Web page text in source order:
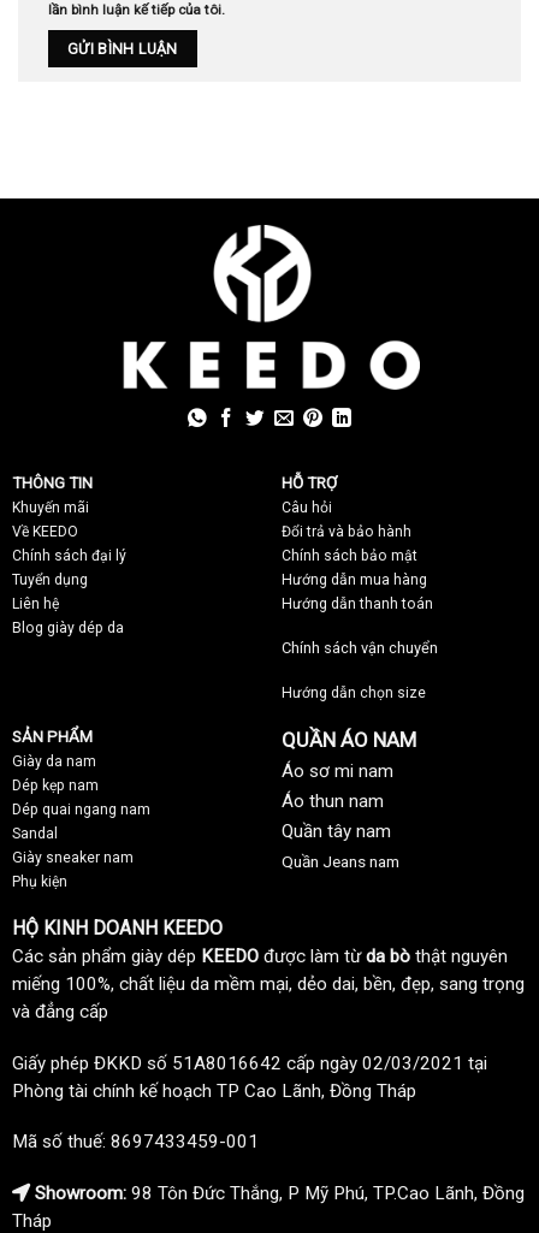
lần bình luận kế tiếp của tôi.
THÔNG TIN
Khuyến mãi
Về KEEDO
Chính sách đại lý
Tuyển dụng
Liên hệ
Blog giày dép da
HỖ TRỢ
Câu hỏi
Đổi trả và bảo hành
Chính sách bảo mật
Hướng dẫn mua hàng
Hướng dẫn thanh toán
Chính sách vận chuyển
Hướng dẫn chọn size
SẢN PHẨM
Giày da nam
Dép kẹp nam
Dép quai ngang nam
Sandal
Giày sneaker nam
Phụ kiện
QUẦN ÁO NAM
Áo sơ mi nam
Áo thun nam
Quần tây nam
Quần Jeans nam
HỘ KINH DOANH KEEDO
Các sản phẩm giày dép KEEDO được làm từda bò thật nguyên
miếng 100%, chất liệu da mềm mại, dẻo dai, bền, đẹp, sang trọng
và đẳng cấp
Giấy phép ĐKKD số 51A8016642 cấp ngày 02/03/2021 tại
Phòng tài chính kế hoạch TP Cao Lãnh, Đồng Tháp
Mã số thuế: 8697433459-001
Showroom: 98 Tôn Đức Thắng, P Mỹ Phú, TP.Cao Lãnh, Đồng
Tháp